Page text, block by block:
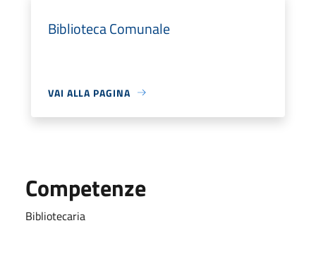
Biblioteca Comunale
VAI ALLA PAGINA
Competenze
Bibliotecaria